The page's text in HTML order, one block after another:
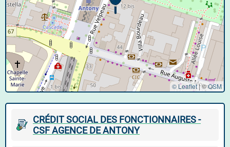
© Leaflet|©OSM
CRÉDIT SOCIAL DES FONCTIONNAIRES -
CSF AGENCE DE ANTONY